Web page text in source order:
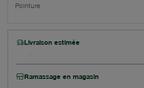
Pointure
Livraison estimée
Ramassage en magasin